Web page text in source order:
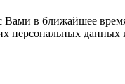
Вами в ближайшее
персональных данных